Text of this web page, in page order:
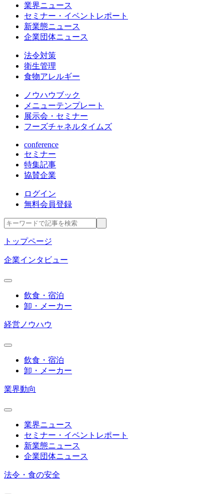
業界ニュース
セミナー・イベントレポート
新業態ニュース
企業団体ニュース
法令対策
衛生管理
食物アレルギー
ノウハウブック
メニューテンプレート
展示会・セミナー
フーズチャネルタイムズ
conference
セミナー
特集記事
協賛企業
ログイン
無料会員登録
トップページ
企業インタビュー
飲食・宿泊
卸・メーカー
経営ノウハウ
飲食・宿泊
卸・メーカー
業界動向
業界ニュース
セミナー・イベントレポート
新業態ニュース
企業団体ニュース
法令・食の安全